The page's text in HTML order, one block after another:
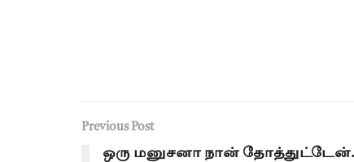
Previous Post
ஒரு மனுசனா நான்